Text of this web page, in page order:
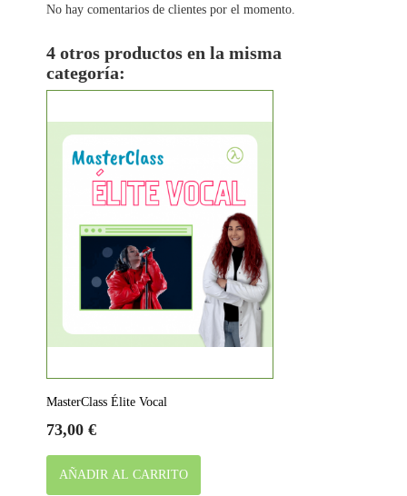
No hay comentarios de clientes por el momento.
4 otros productos en la misma
categoría:
MasterClass Élite Vocal
Precio
73,00 €
AÑADIR AL CARRITO